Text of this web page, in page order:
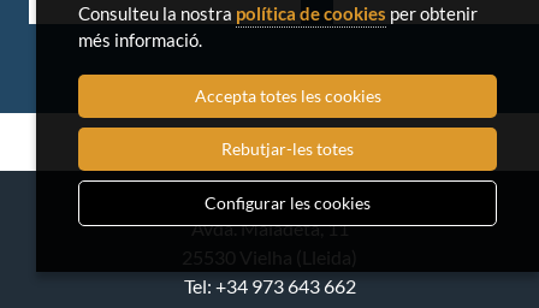
Avda. Maladeta, 11
Tel: +34 973 643 662
Consulteu la nostra política de cookies per obtenir
més informació.
Accepta totes les cookies
Rebutjar-les totes
Configurar les cookies